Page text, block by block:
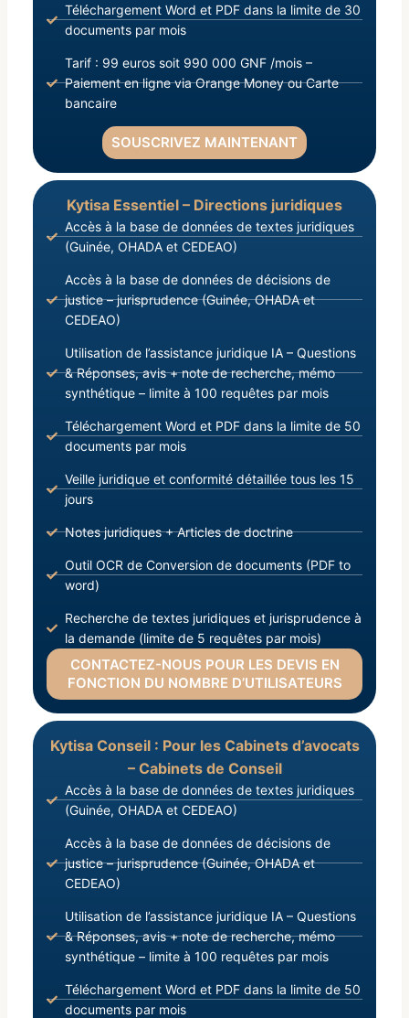
Téléchargement Word et PDF dans la limite de 30
documents par mois
Tarif : 99 euros soit 990 000 GNF /mois –
Paiement en ligne via Orange Money ou Carte
bancaire
SOUSCRIVEZ MAINTENANT
Kytisa Essentiel – Directions juridiques
Accès à la base de données de textes juridiques
(Guinée, OHADA et CEDEAO)
Accès à la base de données de décisions de
justice – jurisprudence (Guinée, OHADA et
CEDEAO)
Utilisation de l’assistance juridique IA – Questions
& Réponses, avis + note de recherche, mémo
synthétique – limite à 100 requêtes par mois
Téléchargement Word et PDF dans la limite de 50
documents par mois
Veille juridique et conformité détaillée tous les 15
jours
Notes juridiques + Articles de doctrine
Outil OCR de Conversion de documents (PDF to
word)
Recherche de textes juridiques et jurisprudence à
la demande (limite de 5 requêtes par mois)
CONTACTEZ-NOUS POUR LES DEVIS EN
FONCTION DU NOMBRE D’UTILISATEURS
Kytisa Conseil : Pour les Cabinets d’avocats
– Cabinets de Conseil
Accès à la base de données de textes juridiques
(Guinée, OHADA et CEDEAO)
Accès à la base de données de décisions de
justice – jurisprudence (Guinée, OHADA et
CEDEAO)
Utilisation de l’assistance juridique IA – Questions
& Réponses, avis + note de recherche, mémo
synthétique – limite à 100 requêtes par mois
Téléchargement Word et PDF dans la limite de 50
documents par mois